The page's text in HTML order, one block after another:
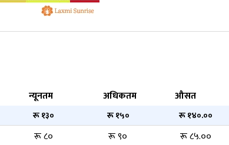
न्यूनतम अधिकतम औसत
रू १३० रू १५० रू १४०.००
रू ८० रू ९०
रू ८५.००